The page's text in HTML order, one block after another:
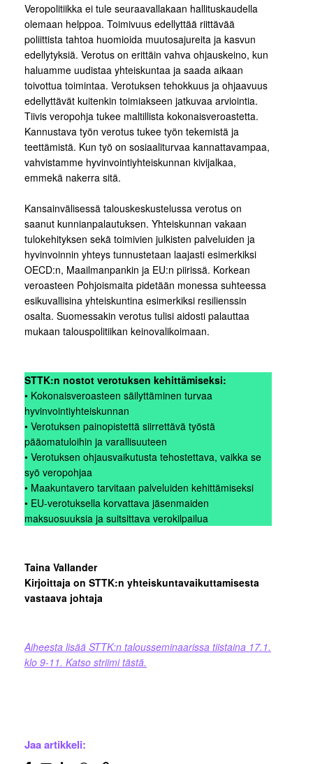
Veropolitiikka ei tule seuraavallakaan hallituskaudella
olemaan helppoa. Toimivuus edellyttää riittävää
poliittista tahtoa huomioida muutosajureita ja kasvun
edellytyksiä. Verotus on erittäin vahva ohjauskeino, kun
haluamme uudistaa yhteiskuntaa ja saada aikaan
toivottua toimintaa. Verotuksen tehokkuus ja ohjaavuus
edellyttävät kuitenkin toimiakseen jatkuvaa arviointia.
Tiivis veropohja tukee maltillista kokonaisveroastetta.
Kannustava työn verotus tukee työn tekemistä ja
teettämistä. Kun työ on sosiaaliturvaa kannattavampaa,
vahvistamme hyvinvointiyhteiskunnan kivijalkaa,
emmekä nakerra sitä.
Kansainvälisessä talouskeskustelussa verotus on
saanut kunnianpalautuksen. Yhteiskunnan vakaan
tulokehityksen sekä toimivien julkisten palveluiden ja
hyvinvoinnin yhteys tunnustetaan laajasti esimerkiksi
OECD:n, Maailmanpankin ja EU:n piirissä. Korkean
veroasteen Pohjoismaita pidetään monessa suhteessa
esikuvallisina yhteiskuntina esimerkiksi resilienssin
osalta. Suomessakin verotus tulisi aidosti palauttaa
mukaan talouspolitiikan keinovalikoimaan.
STTK:n nostot verotuksen kehittämiseksi:
• Kokonaisveroasteen säilyttäminen turvaa
hyvinvointiyhteiskunnan
• Verotuksen painopistettä siirrettävä työstä
pääomatuloihin ja varallisuuteen
• Verotuksen ohjausvaikutusta tehostettava, vaikka se
syö veropohjaa
• Maakuntavero tarvitaan palveluiden kehittämiseksi
• EU-verotuksella korvattava jäsenmaiden
maksuosuuksia ja suitsittava verokilpailua
Taina Vallander
Kirjoittaja on STTK:n yhteiskuntavaikuttamisesta
vastaava johtaja
Aiheesta lisää STTK:n talousseminaarissa tiistaina 17.1.
klo 9-11. Katso striimi tästä.
Jaa artikkeli: